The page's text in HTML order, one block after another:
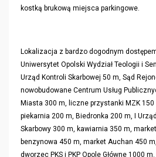
kostką brukową miejsca parkingowe.
Lokalizacja z bardzo dogodnym
Uniwersytet Opolski Wydział Teologii i
Urząd Kontroli Skarbowej 50 m, Sąd
nowobudowane Centrum Usług
Miasta 300 m, liczne przystanki MZK 150
piekarnia 200 m, Biedronka 200 m, I
Skarbowy 300 m, kawiarnia 350 m,
benzynowa 450 m, market Auchan 450
dworzec PKS i PKP Opole Główne 1000 m.